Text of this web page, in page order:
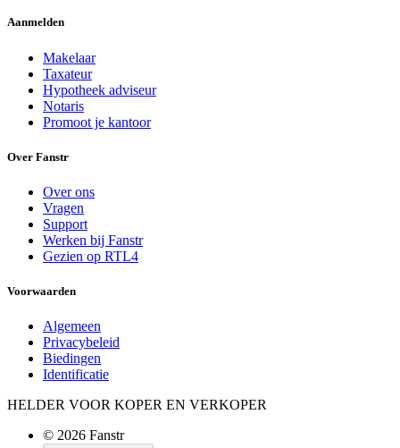
Aanmelden
Makelaar
Taxateur
Hypotheek adviseur
Notaris
Promoot je kantoor
Over Fanstr
Over ons
Vragen
Support
Werken bij Fanstr
Gezien op RTL4
Voorwaarden
Algemeen
Privacybeleid
Biedingen
Identificatie
HELDER VOOR KOPER EN VERKOPER
© 2026 Fanstr